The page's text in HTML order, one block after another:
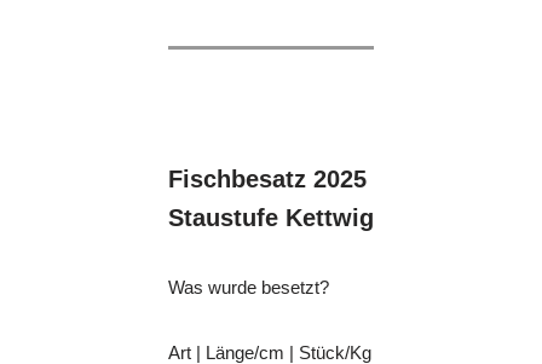
Fischbesatz 2025
Staustufe Kettwig
Was wurde besetzt?
Art | Länge/cm | Stück/Kg